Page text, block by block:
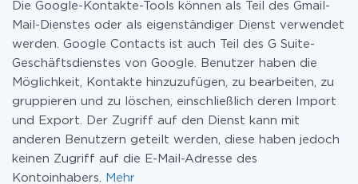
Die Google-Kontakte-Tools können als Teil des Gmail-
Mail-Dienstes oder als eigenständiger Dienst verwendet
werden. Google Contacts ist auch Teil des G Suite-
Geschäftsdienstes von Google. Benutzer haben die
Möglichkeit, Kontakte hinzuzufügen, zu bearbeiten, zu
gruppieren und zu löschen, einschließlich deren Import
und Export. Der Zugriff auf den Dienst kann mit
anderen Benutzern geteilt werden, diese haben jedoch
keinen Zugriff auf die E-Mail-Adresse des
Kontoinhabers.
Mehr